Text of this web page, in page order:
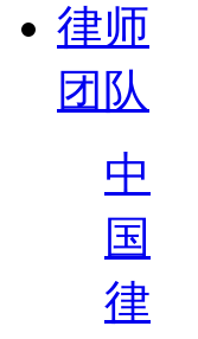
律师
团队
中
国
律